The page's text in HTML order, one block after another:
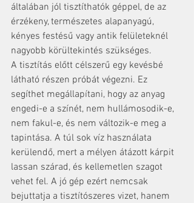
általában jól tisztíthatók géppel, de az
érzékeny, természetes alapanyagú,
kényes festésű vagy antik felületeknél
nagyobb körültekintés szükséges.
A tisztítás előtt célszerű egy kevésbé
látható részen próbát végezni. Ez
segíthet megállapítani, hogy az anyag
engedi-e a színét, nem hullámosodik-e,
nem fakul-e, és nem változik-e meg a
tapintása. A túl sok víz használata
kerülendő, mert a mélyen átázott kárpit
lassan szárad, és kellemetlen szagot
vehet fel. A jó gép ezért nemcsak
bejuttatja a tisztítószeres vizet, hanem